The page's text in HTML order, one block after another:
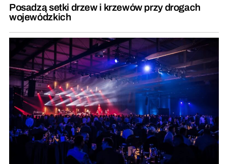
Posadzą setki drzew i krzewów przy drogach
wojewódzkich